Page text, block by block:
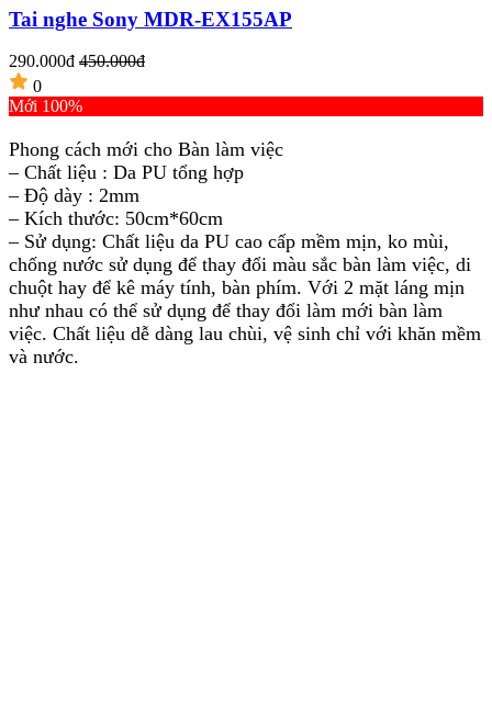
Tai nghe Sony MDR-EX155AP
290.000đ 450.000đ
0
Mới 100%
Phong cách mới cho Bàn làm việc
– Chất liệu : Da PU tổng hợp
– Độ dày : 2mm
– Kích thước: 50cm*60cm
– Sử dụng: Chất liệu da PU cao cấp mềm mịn, ko mùi,
chống nước sử dụng để thay đổi màu sắc bàn làm việc, di
chuột hay để kê máy tính, bàn phím. Với 2 mặt láng mịn
như nhau có thể sử dụng để thay đổi làm mới bàn làm
việc. Chất liệu dễ dàng lau chùi, vệ sinh chỉ với khăn mềm
và nước.